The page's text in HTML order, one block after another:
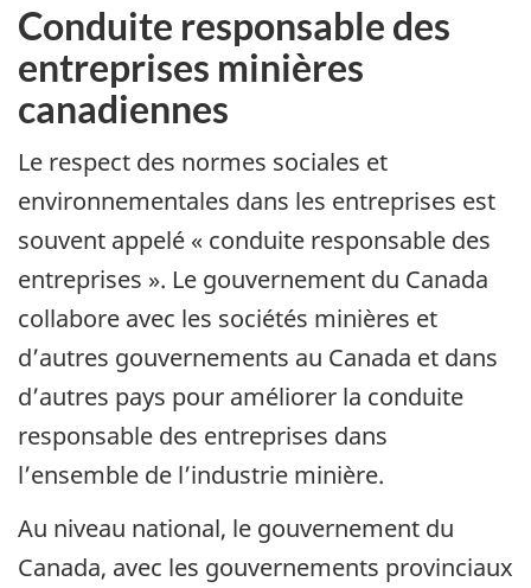
Conduite responsable des
entreprises minières
canadiennes
Le respect des normes sociales et
environnementales dans les entreprises est
souvent appelé « conduite responsable des
entreprises ». Le gouvernement du Canada
collabore avec les sociétés minières et
d’autres gouvernements au Canada et dans
d’autres pays pour améliorer la conduite
responsable des entreprises dans
l’ensemble de l’industrie minière.
Au niveau national, le gouvernement du
Canada, avec les gouvernements provinciaux